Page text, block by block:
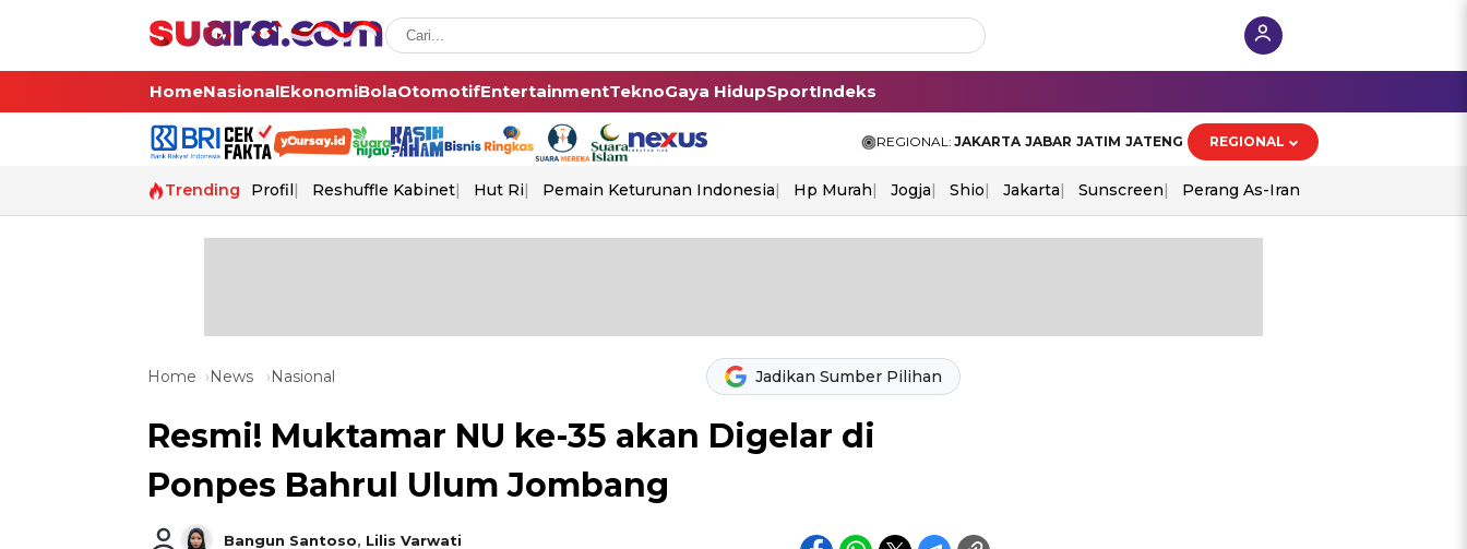
HomeNasionalEkonomiBolaOtomotifEntertainmentTeknoGaya HidupSportIndeks
REGIONAL: JAKARTA JABAR JATIM JATENG REGIONAL
Trending Profil Reshuffle Kabinet Hut Ri Pemain Keturunan Indonesia Hp Murah Jogja Shio Jakarta Sunscreen Perang As-Iran
Home News Nasional Jadikan Sumber Pilihan
Resmi! Muktamar NU ke-35 akan Digelar di
Ponpes Bahrul Ulum Jombang
Bangun Santoso, Lilis Varwati